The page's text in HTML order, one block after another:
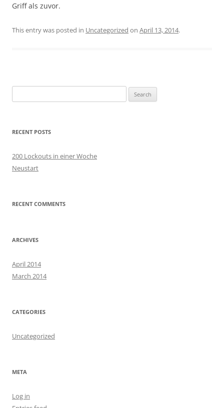
Griff als zuvor.
This entry was posted in Uncategorized on April 13, 2014.
for:
RECENT POSTS
200 Lockouts in einer Woche
Neustart
RECENT COMMENTS
ARCHIVES
April 2014
March 2014
CATEGORIES
Uncategorized
META
Log in